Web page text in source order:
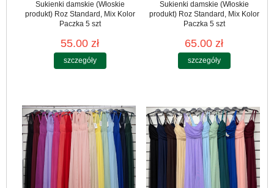
Sukienki damskie (Włoskie
produkt) Roz Standard, Mix Kolor
Paczka 5 szt
55.00 zł
szczegóły
Sukienki damskie (Włoskie
produkt) Roz Standard, Mix Kolor
Paczka 5 szt
65.00 zł
szczegóły